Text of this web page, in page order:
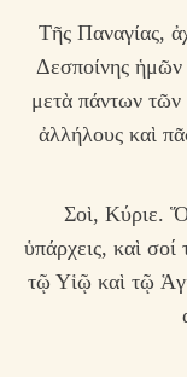
Τῆς Παναγίας,
Δεσποίνης
μετὰ πάντων τῶν
ἀλλήλους καὶ
Σοὶ, Κύριε.
ὑπάρχεις, καὶ
τῷ Υἱῷ καὶ τῷ